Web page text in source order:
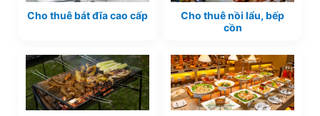
Cho thuê bát đĩa cao cấp
Cho thuê nồi lẩu, bếp
cồn